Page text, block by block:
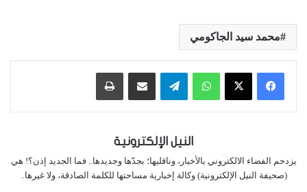
محمد سيد الجاكومي
واتساب تيلقرام مشاركة عبر البريد طباعة
النيل الإلكترونية
يزدحم الفضاء الالكتروني بالأخبار، وناقليها؛ بجدّها وجديدها.. فما الجديد إذن؟! هي
(صحيفة النيل الإلكترونية) وكالة إخبارية مساحتها للكلمة الصادقة، ولا غيرها..